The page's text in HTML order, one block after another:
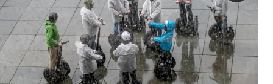
berlin
nord
wahrheit